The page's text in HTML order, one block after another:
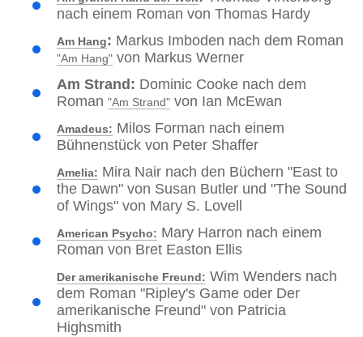
nach einem Roman von Thomas Hardy
Am Hang: Markus Imboden nach dem Roman
"Am Hang" von Markus Werner
Am Strand: Dominic Cooke nach dem
Roman "Am Strand" von Ian McEwan
Amadeus: Milos Forman nach einem
Bühnenstück von Peter Shaffer
Amelia: Mira Nair nach den Büchern "East to
the Dawn" von Susan Butler und "The Sound
of Wings" von Mary S. Lovell
American Psycho: Mary Harron nach einem
Roman von Bret Easton Ellis
Der amerikanische Freund: Wim Wenders nach
dem Roman "Ripley's Game oder Der
amerikanische Freund" von Patricia
Highsmith